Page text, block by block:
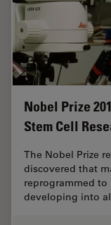
Nobel Prize
Stem Cell
The Nobel Prize
discovered that
reprogrammed to
developing into